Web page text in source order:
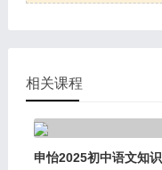
相关课程
申怡2025初中语文知